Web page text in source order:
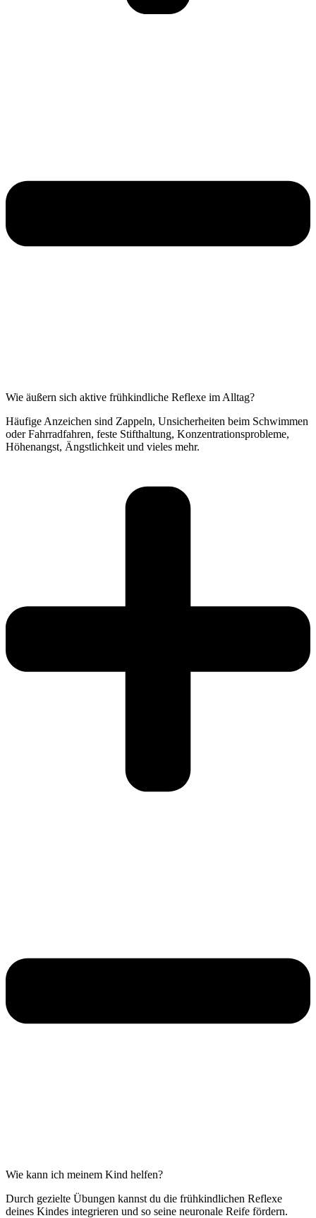
Wie äußern sich aktive frühkindliche Reflexe im Alltag?
Häufige Anzeichen sind Zappeln, Unsicherheiten beim Schwimmen
oder Fahrradfahren, feste Stifthaltung, Konzentrationsprobleme,
Höhenangst, Ängstlichkeit und vieles mehr.
Wie kann ich meinem Kind helfen?
Durch gezielte Übungen kannst du die frühkindlichen Reflexe
deines Kindes integrieren und so seine neuronale Reife fördern.